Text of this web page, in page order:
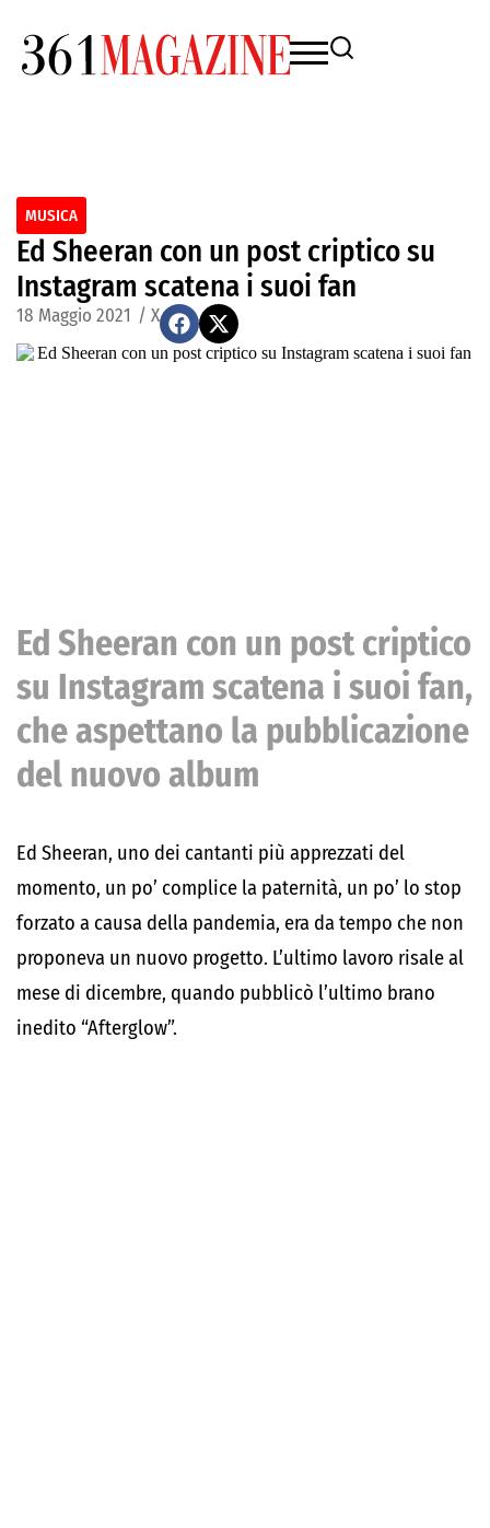
MUSICA
Ed Sheeran con un post criptico su
Instagram scatena i suoi fan
18 Maggio 2021 / X
Ed Sheeran con un post criptico
su Instagram scatena i suoi fan,
che aspettano la pubblicazione
del nuovo album
Ed Sheeran, uno dei cantanti più apprezzati del
momento, un po’ complice la paternità, un po’ lo stop
forzato a causa della pandemia, era da tempo che non
proponeva un nuovo progetto. L’ultimo lavoro risale al
mese di dicembre, quando pubblicò l’ultimo brano
inedito “Afterglow”.